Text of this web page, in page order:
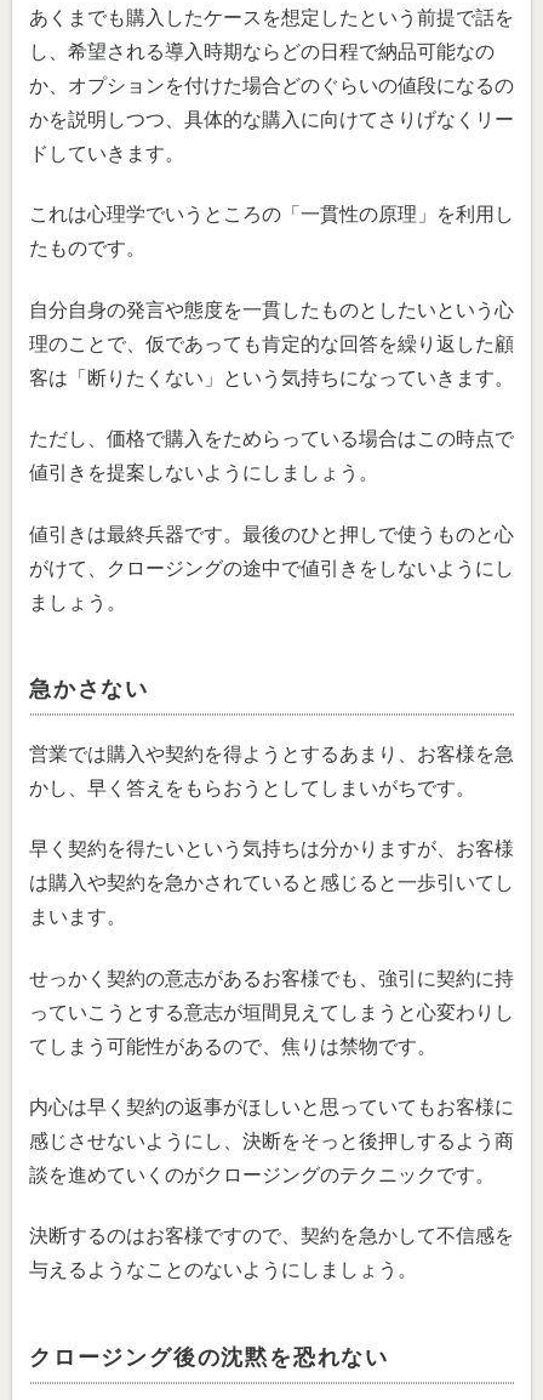
あくまでも購入したケースを想定したという前提で話を
し、希望される導入時期ならどの日程で納品可能なの
か、オプションを付けた場合どのぐらいの値段になるの
かを説明しつつ、具体的な購入に向けてさりげなくリー
ドしていきます。
これは心理学でいうところの「一貫性の原理」を利用し
たものです。
自分自身の発言や態度を一貫したものとしたいという心
理のことで、仮であっても肯定的な回答を繰り返した顧
客は「断りたくない」という気持ちになっていきます。
ただし、価格で購入をためらっている場合はこの時点で
値引きを提案しないようにしましょう。
値引きは最終兵器です。最後のひと押しで使うものと心
がけて、クロージングの途中で値引きをしないようにし
ましょう。
急かさない
営業では購入や契約を得ようとするあまり、お客様を急
かし、早く答えをもらおうとしてしまいがちです。
早く契約を得たいという気持ちは分かりますが、お客様
は購入や契約を急かされていると感じると一歩引いてし
まいます。
せっかく契約の意志があるお客様でも、強引に契約に持
っていこうとする意志が垣間見えてしまうと心変わりし
てしまう可能性があるので、焦りは禁物です。
内心は早く契約の返事がほしいと思っていてもお客様に
感じさせないようにし、決断をそっと後押しするよう商
談を進めていくのがクロージングのテクニックです。
決断するのはお客様ですので、契約を急かして不信感を
与えるようなことのないようにしましょう。
クロージング後の沈黙を恐れない